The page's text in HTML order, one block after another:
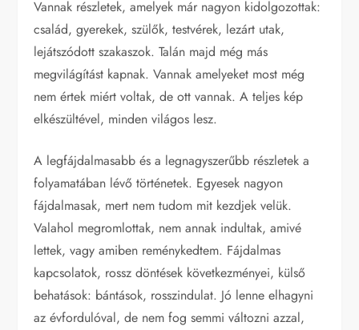
Vannak részletek, amelyek már nagyon kidolgozottak:
család, gyerekek, szülők, testvérek, lezárt utak,
lejátszódott szakaszok. Talán majd még más
megvilágítást kapnak. Vannak amelyeket most még
nem értek miért voltak, de ott vannak. A teljes kép
elkészültével, minden világos lesz.
A legfájdalmasabb és a legnagyszerűbb részletek a
folyamatában lévő történetek. Egyesek nagyon
fájdalmasak, mert nem tudom mit kezdjek velük.
Valahol megromlottak, nem annak indultak, amivé
lettek, vagy amiben reménykedtem. Fájdalmas
kapcsolatok, rossz döntések következményei, külső
behatások: bántások, rosszindulat. Jó lenne elhagyni
az évfordulóval, de nem fog semmi változni azzal,